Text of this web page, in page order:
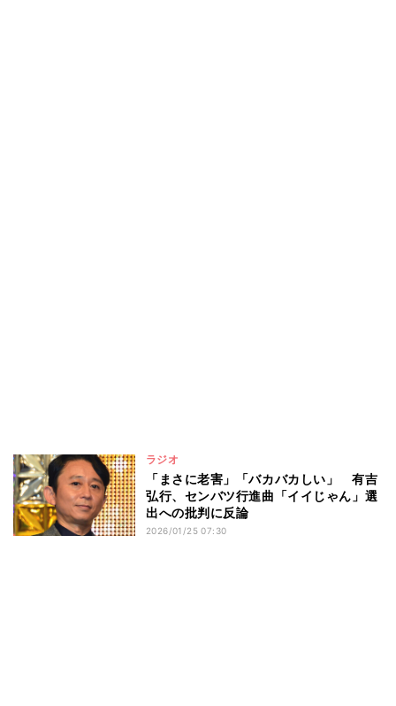
ラジオ
「まさに老害」「バカバカしい」 有吉
弘行、センバツ行進曲「イイじゃん」選
出への批判に反論
2026/01/25 07:30